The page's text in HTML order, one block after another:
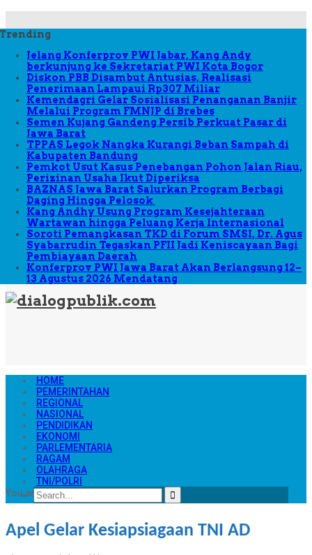
Jelang Konferprov PWI Jabar, Kang Andy
berkunjung ke Sekretariat PWI Kota Bogor
Diskon PBB Disambut Antusias, Realisasi
Penerimaan Lampaui Rp307 Miliar
Kemendagri Gelar Sosialisasi Penanganan Banjir
Melalui Program FMNJP di Brebes
Semen Kujang Gandeng Persib Perkuat Pasar di
Jawa Barat
TPPAS Legok Nangka Kurangi Beban Sampah di
Kabupaten Bandung
Pemkot Usut Kasus Penebangan Pohon Jalan Riau,
Perizinan Usaha Ikut Diperiksa
BAZNAS Jawa Barat Salurkan Program Berbagi
Daging Hingga Pelosok
Kang Andhy Usung Program Kesejahteraan
Wartawan hingga Peluang Kerja Internasional
Soroti Pemangkasan TKD di Forum SMSI, Dr. Agus
Syabarrudin Tegaskan PFII Jadi Keniscayaan Bagi
Pembiayaan Daerah
Konferprov PWI Jawa Barat Akan Berlangsung 12–
13 Agustus 2026 Mendatang
HOME
PEMERINTAHAN
REGIONAL
NASIONAL
PENDIDIKAN
EKONOMI
PARLEMENTARIA
RAGAM
OLAHRAGA
TNI/POLRI
You are atHome Apel Gelar Kesiapsiagaan TNI AD
Apel Gelar Kesiapsiagaan TNI AD